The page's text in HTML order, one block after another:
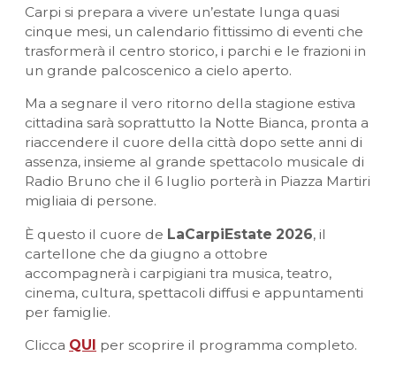
Carpi si prepara a vivere un’estate lunga quasi
cinque mesi, un calendario fittissimo di eventi che
trasformerà il centro storico, i parchi e le frazioni in
un grande palcoscenico a cielo aperto.
Ma a segnare il vero ritorno della stagione estiva
cittadina sarà soprattutto la Notte Bianca, pronta a
riaccendere il cuore della città dopo sette anni di
assenza, insieme al grande spettacolo musicale di
Radio Bruno che il 6 luglio porterà in Piazza Martiri
migliaia di persone.
È questo il cuore de LaCarpiEstate 2026, il
cartellone che da giugno a ottobre
accompagnerà i carpigiani tra musica, teatro,
cinema, cultura, spettacoli diffusi e appuntamenti
per famiglie.
Clicca QUI per scoprire il programma completo.